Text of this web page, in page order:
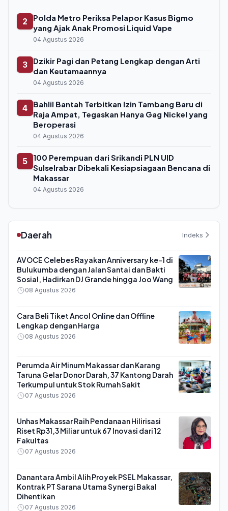
2
Polda Metro Periksa Pelapor Kasus Bigmo
yang Ajak Anak Promosi Liquid Vape
04 Agustus 2026
3
Dzikir Pagi dan Petang Lengkap dengan Arti
dan Keutamaannya
04 Agustus 2026
4
Bahlil Bantah Terbitkan Izin Tambang Baru di
Raja Ampat, Tegaskan Hanya Gag Nickel yang
Beroperasi
04 Agustus 2026
5
100 Perempuan dari Srikandi PLN UID
Sulselrabar Dibekali Kesiapsiagaan Bencana di
Makassar
04 Agustus 2026
Daerah Indeks
AVOCE Celebes Rayakan Anniversary ke-1 di
Bulukumba dengan Jalan Santai dan Bakti
Sosial, Hadirkan DJ Grande hingga Joo Wang
08 Agustus 2026
Cara Beli Tiket Ancol Online dan Offline
Lengkap dengan Harga
08 Agustus 2026
Perumda Air Minum Makassar dan Karang
Taruna Gelar Donor Darah, 37 Kantong Darah
Terkumpul untuk Stok Rumah Sakit
07 Agustus 2026
Unhas Makassar Raih Pendanaan Hilirisasi
Riset Rp31,3 Miliar untuk 67 Inovasi dari 12
Fakultas
07 Agustus 2026
Danantara Ambil Alih Proyek PSEL Makassar,
Kontrak PT Sarana Utama Synergi Bakal
Dihentikan
07 Agustus 2026